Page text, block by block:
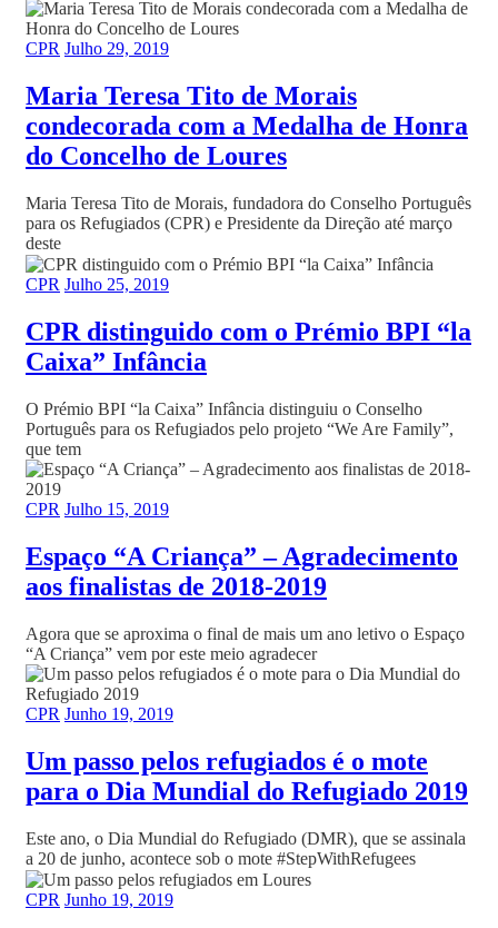
CPR Julho 29, 2019
Maria Teresa Tito de Morais
condecorada com a Medalha de Honra
do Concelho de Loures
Maria Teresa Tito de Morais, fundadora do Conselho Português
para os Refugiados (CPR) e Presidente da Direção até março
deste
CPR Julho 25, 2019
CPR distinguido com o Prémio BPI “la
Caixa” Infância
O Prémio BPI “la Caixa” Infância distinguiu o Conselho
Português para os Refugiados pelo projeto “We Are Family”,
que tem
CPR Julho 15, 2019
Espaço “A Criança” – Agradecimento
aos finalistas de 2018-2019
Agora que se aproxima o final de mais um ano letivo o Espaço
“A Criança” vem por este meio agradecer
CPR Junho 19, 2019
Um passo pelos refugiados é o mote
para o Dia Mundial do Refugiado 2019
Este ano, o Dia Mundial do Refugiado (DMR), que se assinala
a 20 de junho, acontece sob o mote #StepWithRefugees
CPR Junho 19, 2019